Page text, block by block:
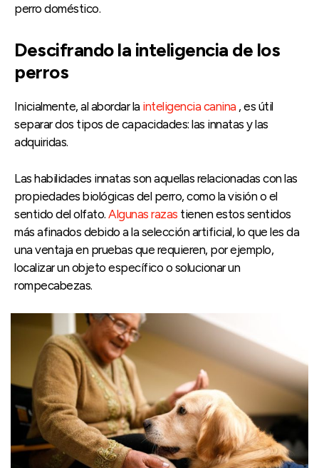
perro doméstico.
Descifrando la inteligencia de los
perros
Inicialmente, al abordar la inteligencia canina , es útil
separar dos tipos de capacidades: las innatas y las
adquiridas.
Las habilidades innatas son aquellas relacionadas con las
propiedades biológicas del perro, como la visión o el
sentido del olfato. Algunas razas tienen estos sentidos
más afinados debido a la selección artificial, lo que les da
una ventaja en pruebas que requieren, por ejemplo,
localizar un objeto específico o solucionar un
rompecabezas.